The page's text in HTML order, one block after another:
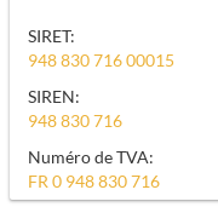
SIRET:
948 830 716 00015
SIREN:
948 830 716
Numéro de TVA:
FR 0 948 830 716